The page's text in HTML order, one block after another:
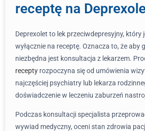
receptę na
Deprexolet to lek przeciwdepresyjny, który
wyłącznie na receptę. Oznacza to, że aby
niezbędna jest konsultacja z lekarzem.
recepty rozpoczyna się od umówienia
najczęściej psychiatry lub lekarza
doświadczenie w leczeniu zaburzeń
Podczas konsultacji specjalista
wywiad medyczny, oceni stan zdrowia